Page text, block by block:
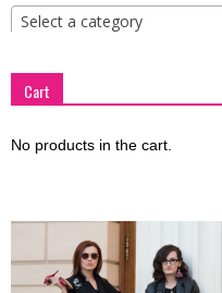
Select a category
Cart
No products in the cart.